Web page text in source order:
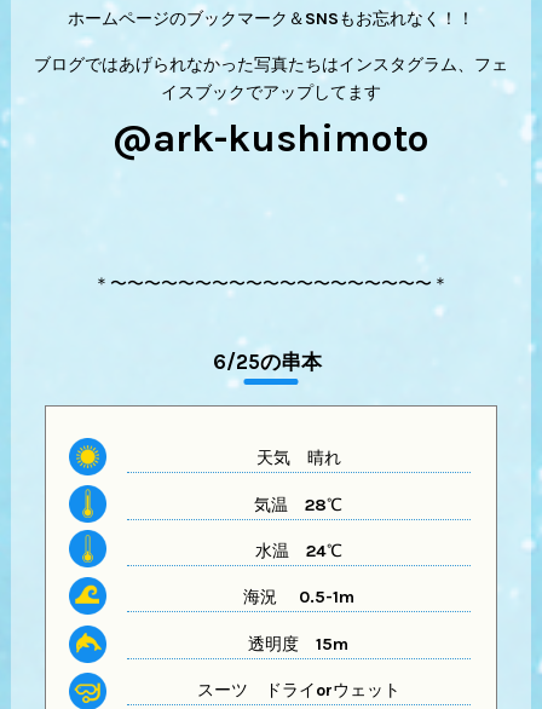
ホームページのブックマーク＆SNSもお忘れなく！！
ブログではあげられなかった写真たちはインスタグラム、フェ
イスブックでアップしてます
@ark-kushimoto
＊〜〜〜〜〜〜〜〜〜〜〜〜〜〜〜〜〜〜〜＊
6/25の串本
天気晴れ
気温 28℃
水温 24℃
海況 0.5-1m
透明度 15m
スーツ ドライorウェット